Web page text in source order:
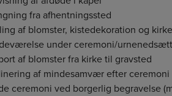
fra afhentningssted
af blomster, kistedekoration og
under ceremoni/
af blomster fra kirke til gravsted
af mindesamvær efter ceremoni
ceremoni ved borgerlig begravelse